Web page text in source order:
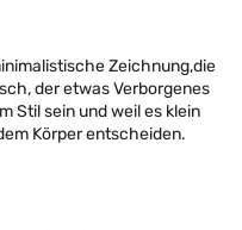
Zeichnung,die
der etwas Verborgenes
Stil sein und weil es klein
Körper entscheiden.